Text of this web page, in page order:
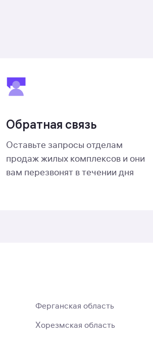
Обратная связь
Оставьте запросы отделам
продаж жилых комплексов и они
вам перезвонят в течении дня
Ферганская область
Хорезмская область